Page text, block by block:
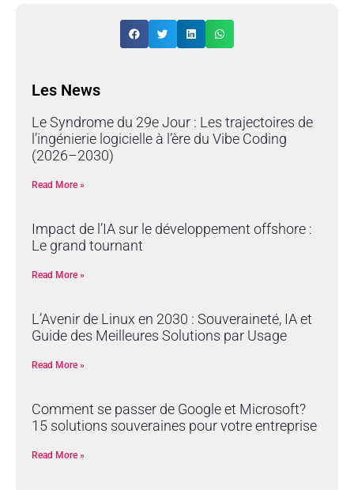
Les News
Le Syndrome du 29e Jour : Les trajectoires de
l’ingénierie logicielle à l’ère du Vibe Coding
(2026–2030)
Read More »
Impact de l’IA sur le développement offshore :
Le grand tournant
Read More »
L’Avenir de Linux en 2030 : Souveraineté, IA et
Guide des Meilleures Solutions par Usage
Read More »
Comment se passer de Google et Microsoft?
15 solutions souveraines pour votre entreprise
Read More »